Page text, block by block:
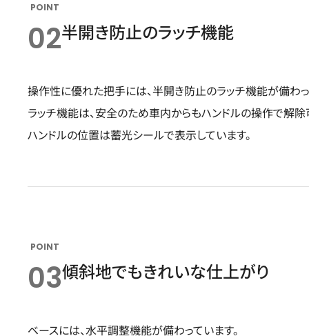
POINT
02半開き防止のラッチ機能
操作性に優れた把手には、半開き防止のラッチ機能が備わっ
ラッチ機能は、安全のため車内からもハンドルの操作で解除
ハンドルの位置は蓄光シールで表示しています。
POINT
03傾斜地でもきれいな仕上がり
ベースには、水平調整機能が備わっています。